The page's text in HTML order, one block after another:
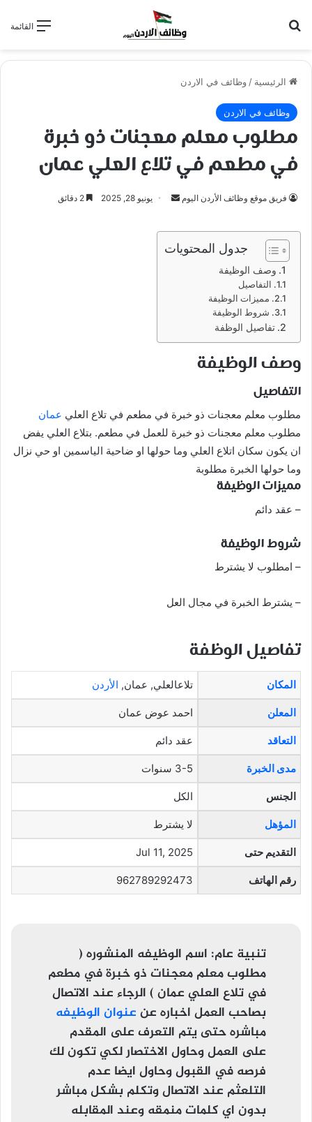
القائمة
الرئيسية /وظائف في الاردن
وظائف في الاردن
مطلوب معلم معجنات ذو خبرة
في مطعم في تلاع العلي عمان
فريق موقع وظائف الأردن اليوم
أرسل
إلكترونيا
يونيو 28, 2025
جدول المحتويات
وصف الوظيفة
التفاصيل
مميزات الوظيفة
شروط الوظيفة
تفاصيل الوظفة
وصف الوظيفة
التفاصيل
مطلوب معلم معجنات ذو خبرة في مطعم في تلاع العلي عمان
مطلوب معلم معجنات ذو خبرة للعمل في مطعم. بتلاع العلي يفض
ان يكون سكان اتلاع العلي وما حولها او ضاحية الياسمين او حي نزال
وما حولها الخبرة مطلوبة
مميزات الوظيفة
– عقد دائم
شروط الوظيفة
– امطلوب لا يشترط
– يشترط الخبرة في مجال العل
تفاصيل الوظفة
المكان تلاعالعلي, عمان, الأردن
المعلن احمد عوض عمان
التعاقد عقد دائم
مدى الخبرة 3-5 سنوات
الجنس الكل
المؤهل لا يشترط
التقديم حتى Jul 11, 2025
رقم الهاتف 962789292473
تنبية عام: اسم الوظيفه المنشوره (
مطلوب معلم معجنات ذو خبرة في مطعم
في تلاع العلي عمان ) الرجاء عند الاتصال
بصاحب العمل اخباره عن عنوان الوظيفه
مباشره حتى يتم التعرف على المقدم
على العمل وحاول الاختصار لكي تكون لك
فرصه في القبول وحاول ايضا عدم
التلعثم عند الاتصال وتكلم بشكل مباشر
بدون اي كلمات منمقه وعند المقابله